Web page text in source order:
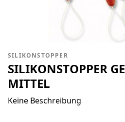
SILIKONSTOPPER
SILIKONSTOPPER
MITTEL
Keine Beschreibung